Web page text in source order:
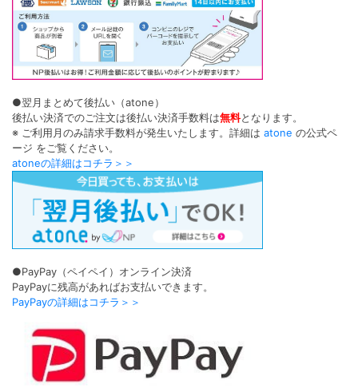
●翌月まとめて後払い（atone）
後払い決済でのご注文は後払い決済手数料は無料となります。
※ ご利用月のみ請求手数料が発生いたします。詳細は atone の公式ペ
ージ をご覧ください。
atoneの詳細はコチラ＞＞
●PayPay（ペイペイ）オンライン決済
PayPayに残高があればお支払いできます。
PayPayの詳細はコチラ＞＞